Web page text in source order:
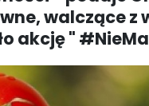
walczące z
akcję "